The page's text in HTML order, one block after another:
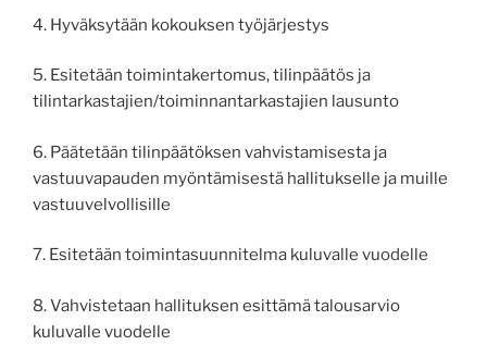
4. Hyväksytään kokouksen työjärjestys
5. Esitetään toimintakertomus, tilinpäätös ja
tilintarkastajien/toiminnantarkastajien lausunto
6. Päätetään tilinpäätöksen vahvistamisesta ja
vastuuvapauden myöntämisestä hallitukselle ja muille
vastuuvelvollisille
7. Esitetään toimintasuunnitelma kuluvalle vuodelle
8. Vahvistetaan hallituksen esittämä talousarvio
kuluvalle vuodelle